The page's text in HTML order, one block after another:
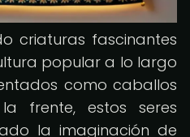
criaturas fascinantes
popular a lo largo
como caballos
frente, estos seres
la imaginación de